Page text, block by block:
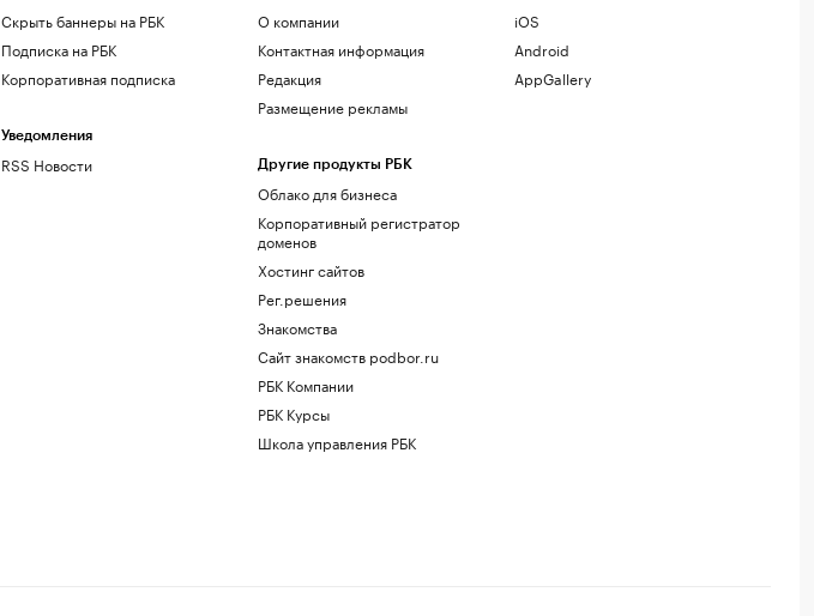
Скрыть баннеры на РБК
Подписка на РБК
Корпоративная подписка
Уведомления
RSS Новости
О компании
Контактная информация
Редакция
Размещение рекламы
Другие продукты РБК
Облако для бизнеса
Корпоративный регистратор
доменов
Хостинг сайтов
Рег.решения
Знакомства
Сайт знакомств podbor.ru
РБК Компании
РБК Курсы
Школа управления РБК
iOS
Android
AppGallery